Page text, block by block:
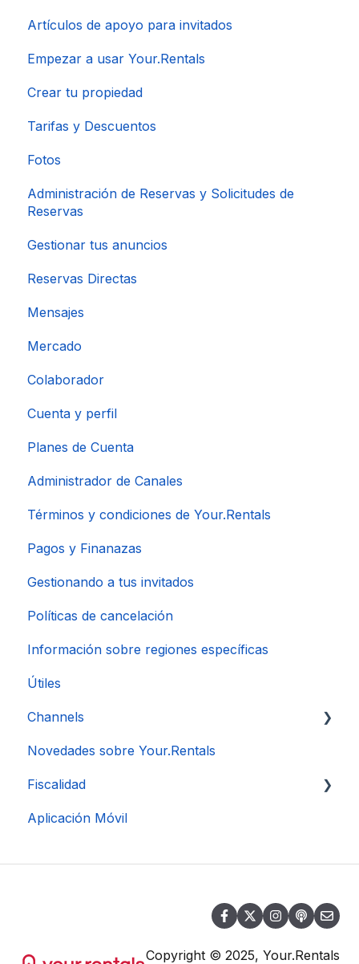
Artículos de apoyo para invitados
Empezar a usar Your.Rentals
Crear tu propiedad
Tarifas y Descuentos
Fotos
Administración de Reservas y Solicitudes de
Reservas
Gestionar tus anuncios
Reservas Directas
Mensajes
Mercado
Colaborador
Cuenta y perfil
Planes de Cuenta
Administrador de Canales
Términos y condiciones de Your.Rentals
Pagos y Finanazas
Gestionando a tus invitados
Políticas de cancelación
Información sobre regiones específicas
Útiles
Channels
Conexión de Cuenta
Novedades sobre Your.Rentals
Fiscalidad
DAC 7
Aplicación Móvil
Copyright © 2025, Your.Rentals